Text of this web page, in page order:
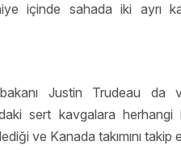
içinde sahada iki ayrı
Justin Trudeau da
sert kavgalara
ve Kanada takımını takip